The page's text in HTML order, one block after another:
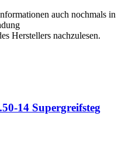
auch nochmals in
Herstellers nachzulesen.
14 Supergreifsteg